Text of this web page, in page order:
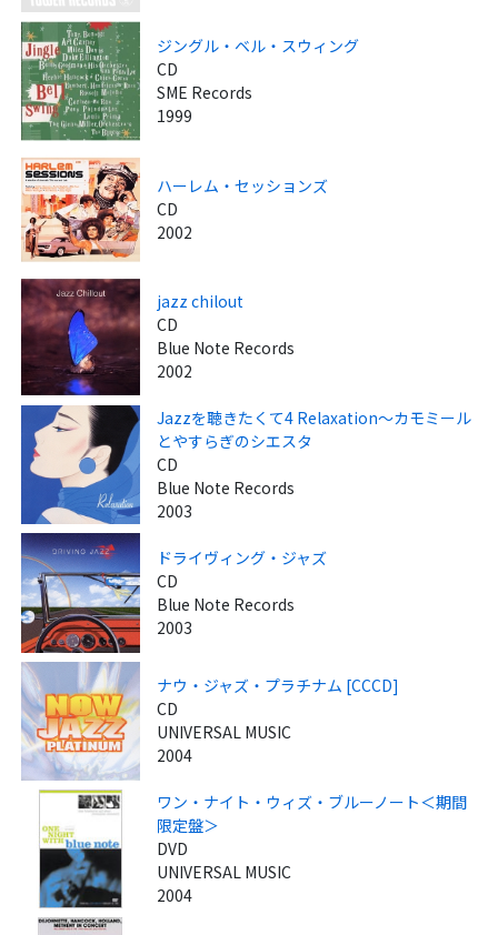
ジングル・ベル・スウィング
CD
SME Records
1999
ハーレム・セッションズ
CD
2002
jazz chilout
CD
Blue Note Records
2002
Jazzを聴きたくて4 Relaxation～カモミール
とやすらぎのシエスタ
CD
Blue Note Records
2003
ドライヴィング・ジャズ
CD
Blue Note Records
2003
ナウ・ジャズ・プラチナム [CCCD]
CD
UNIVERSAL MUSIC
2004
ワン・ナイト・ウィズ・ブルーノート＜期間
限定盤＞
DVD
UNIVERSAL MUSIC
2004